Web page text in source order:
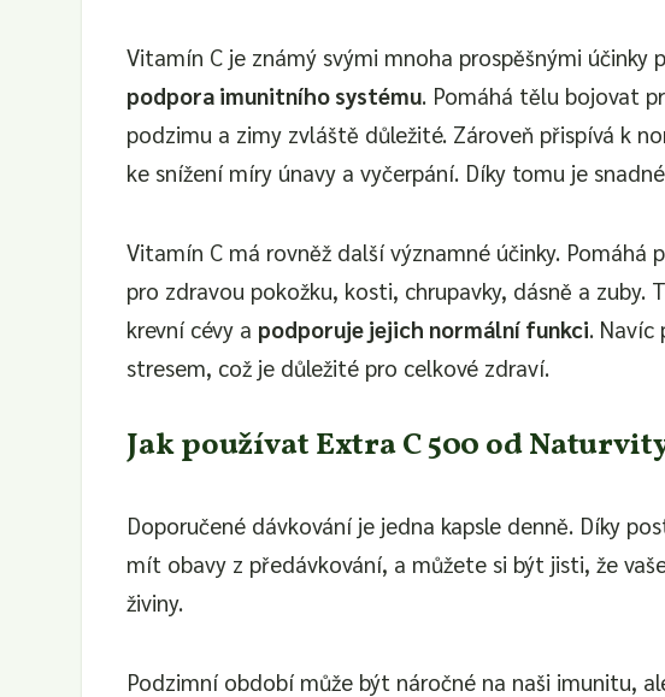
Vitamín C je známý svými mnoha prospěšnými
podpora imunitního systému. Pomáhá tělu bojovat
podzimu a zimy zvláště důležité. Zároveň přispívá k
ke snížení míry únavy a vyčerpání. Díky tomu je
Vitamín C má rovněž další významné účinky.
pro zdravou pokožku, kosti, chrupavky, dásně a
krevní cévy a podporuje jejich normální funkci. Navíc
stresem, což je důležité pro celkové zdraví.
Jak používat Extra C 500 od
Doporučené dávkování je jedna kapsle denně. Díky
mít obavy z předávkování, a můžete si být jisti, že
živiny.
Podzimní období může být náročné na naši imunitu,